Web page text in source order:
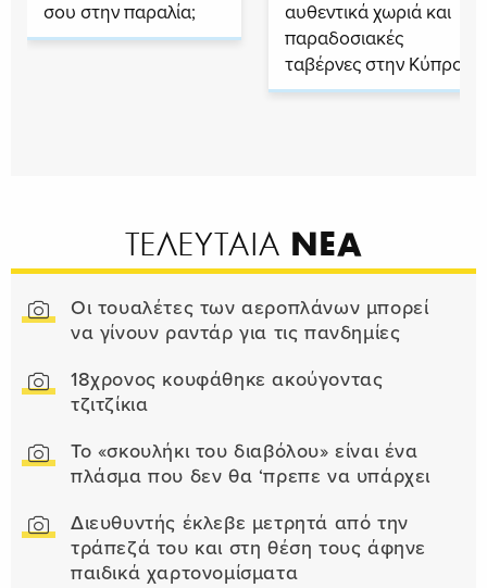
σου στην παραλία;
αυθεντικά χωριά και
παραδοσιακές
ταβέρνες στην Κύπρο
ΤΕΛΕΥΤΑΙΑ ΝΕΑ
Οι τουαλέτες των αεροπλάνων μπορεί
να γίνουν ραντάρ για τις πανδημίες
18χρονος κουφάθηκε ακούγοντας
τζιτζίκια
Το «σκουλήκι του διαβόλου» είναι ένα
πλάσμα που δεν θα ‘πρεπε να υπάρχει
Διευθυντής έκλεβε μετρητά από την
τράπεζά του και στη θέση τους άφηνε
παιδικά χαρτονομίσματα